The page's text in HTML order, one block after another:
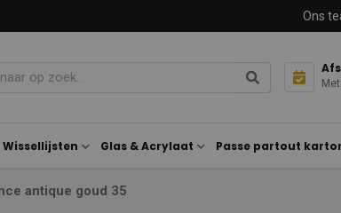
Ons
Wissellijsten Glas & Acrylaat Passe partout
antique goud 35